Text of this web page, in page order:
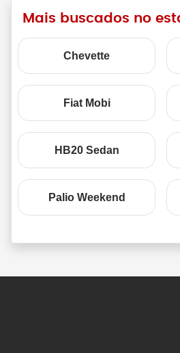
Mais buscados no
Chevette
Fiat Mobi
HB20 Sedan
Palio Weekend